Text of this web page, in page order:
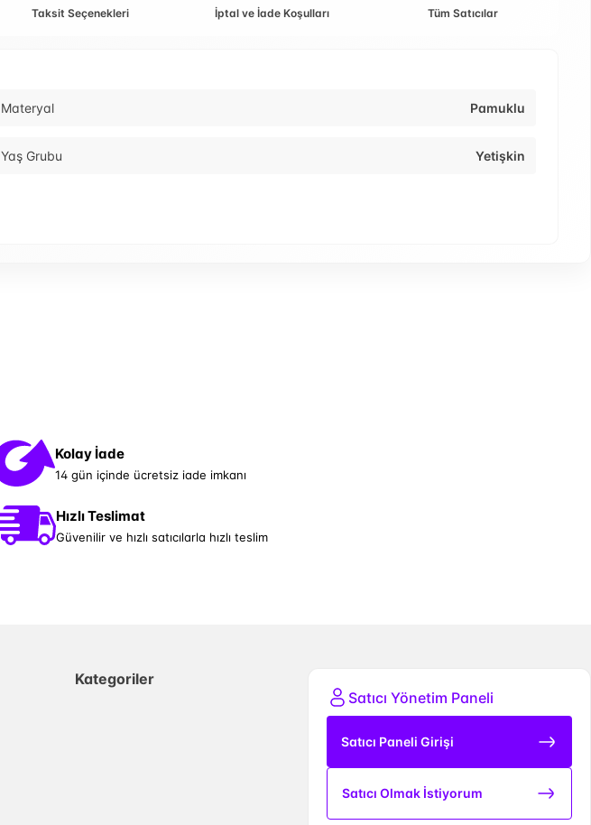
Taksit Seçenekleri İptal ve İade Koşulları Tüm Satıcılar
Materyal Pamuklu
Yaş Grubu Yetişkin
Kolay İade
14 gün içinde ücretsiz iade imkanı
Hızlı Teslimat
Güvenilir ve hızlı satıcılarla hızlı teslim
Kategoriler
Satıcı Yönetim Paneli
Satıcı Paneli Girişi
Satıcı Olmak İstiyorum